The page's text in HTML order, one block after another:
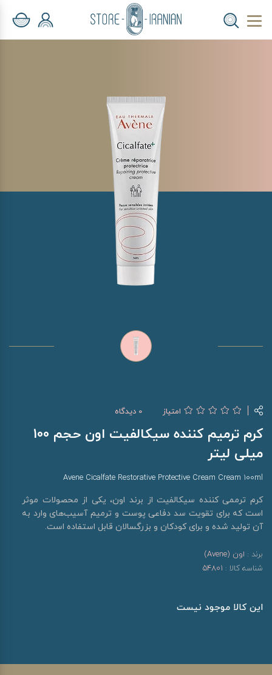
امتیاز 0 دیدگاه
کرم ترمیم کننده سیکالفیت اون حجم 100
میلی لیتر
Avene Cicalfate Restorative Protective Cream Cream 100ml
کرم ترممی کننده سیکالفیت از برند اون، یکی از محصولات موثر
است که برای تقویت سد دفاعی پوست و ترمیم آسیب‌های وارد به
آن تولید شده و برای کودکان و بزرگسالان قابل استفاده است.
برند : اون (Avene)
شناسه کالا : 54801
این کالا موجود نیست